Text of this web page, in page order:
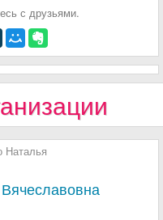
с друзьями.